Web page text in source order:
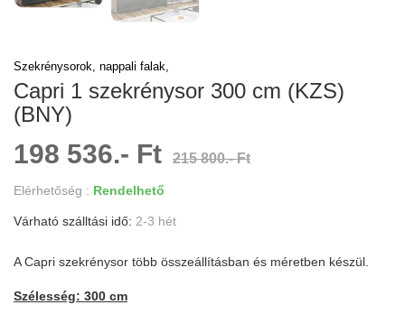
Szekrénysorok, nappali falak,
Capri 1 szekrénysor 300 cm (KZS)
(BNY)
198 536.- Ft 215 800.- Ft
Elérhetőség : Rendelhető
Várható szálltási idő: 2-3 hét
A Capri szekrénysor több összeállításban és méretben készül.
Szélesség: 300 cm